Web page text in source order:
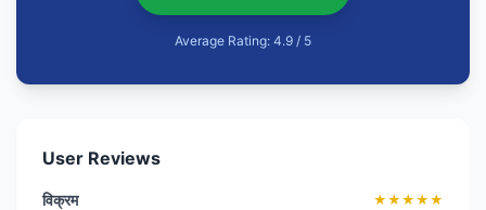
Average Rating: 4.9 / 5
User Reviews
विक्रम
★★★★★